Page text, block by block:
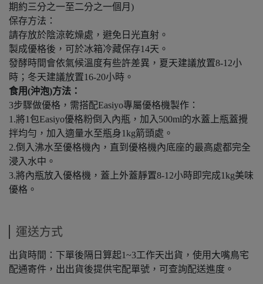
期約三分之一至二分之一個月)
保存方法：
請存放於陰涼乾燥處，避免日光直射。
製成優格後，可於冰箱冷藏保存14天。
發酵時間會依氣候溫度有些許差異，夏天建議放置8-12小
時；冬天建議放置16-20小時。
食用(沖泡)方法：
3步驟做優格，需搭配Easiyo專屬優格機製作：
1.將1包Easiyo優格粉倒入內瓶，加入500ml的水蓋上瓶蓋攪
拌均勻，加入適量水至瓶身1kg箭頭處。
2.倒入沸水至優格機內，直到優格機內底座的最高處都完全
浸入水中。
3.將內瓶放入優格機，蓋上外蓋靜置8-12小時即完成1kg美味
優格。
運送方式
出貨時間：下單後隔日算起1~3工作天出貨，使用大嘴鳥宅
配通寄件，出出貨後提供宅配單號，可查詢配送進度。